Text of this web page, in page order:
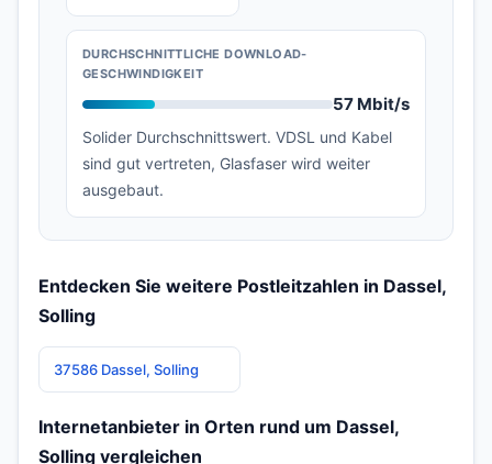
DURCHSCHNITTLICHE DOWNLOAD-
GESCHWINDIGKEIT
57 Mbit/s
Solider Durchschnittswert. VDSL und Kabel
sind gut vertreten, Glasfaser wird weiter
ausgebaut.
Entdecken Sie weitere Postleitzahlen in Dassel,
Solling
37586 Dassel, Solling
Internetanbieter in Orten rund um Dassel,
Solling vergleichen